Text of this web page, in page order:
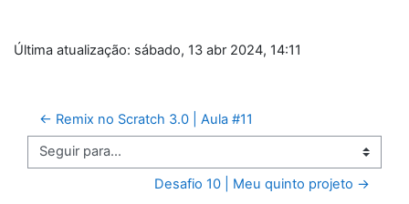
Última atualização: sábado, 13 abr 2024, 14:11
← Remix no Scratch 3.0 | Aula #11
Seguir para...
Desafio 10 | Meu quinto projeto →